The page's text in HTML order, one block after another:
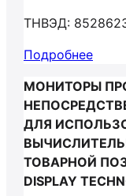
ТНВЭД:
Подробнее
МОНИТОРЫ
ДЛЯ
ТОВАРНОЙ
DISPLAY